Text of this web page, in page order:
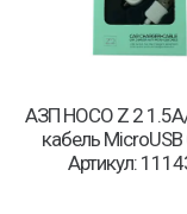
АЗП HOCO Z 2
кабель
Артикул: